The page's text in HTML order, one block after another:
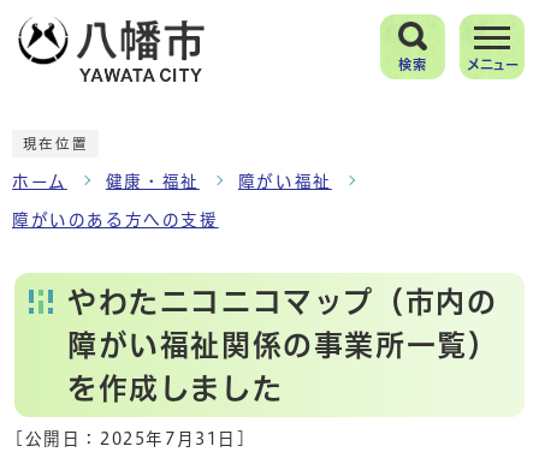
検索 メニュー
現在位置
ホーム 健康・福祉 障がい福祉
障がいのある方への支援
やわたニコニコマップ（市内の
障がい福祉関係の事業所一覧）
を作成しました
[公開日： 2025年7月31日